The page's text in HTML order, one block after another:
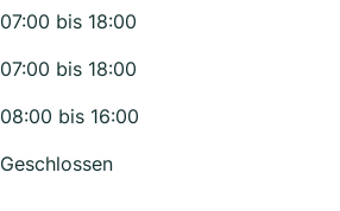
07:00 bis 18:00
07:00 bis 18:00
08:00 bis 16:00
Geschlossen